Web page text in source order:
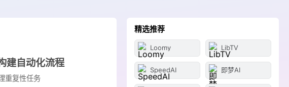
建自动化流程
重复性任务
精选推荐
Loomy LibTV
SpeedAI 即梦AI